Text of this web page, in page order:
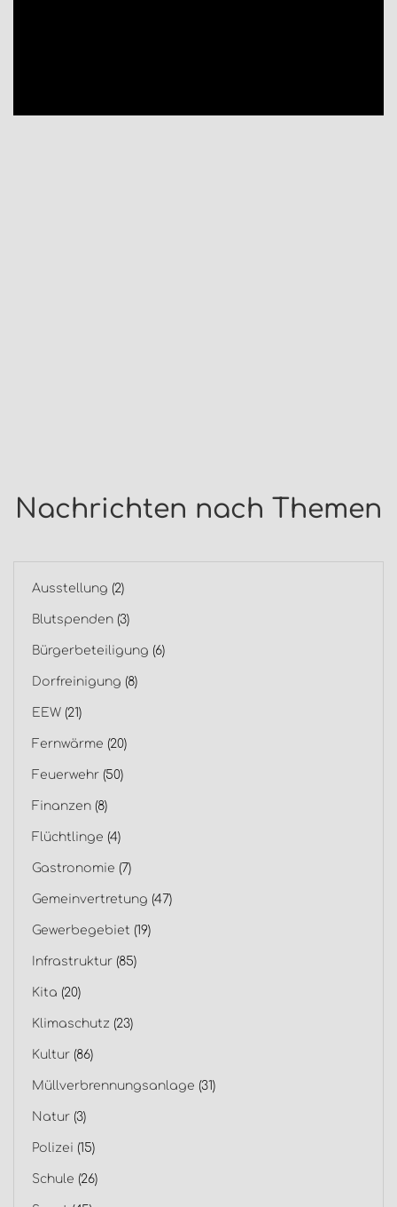
Nachrichten nach Themen
Ausstellung (2)
Blutspenden (3)
Bürgerbeteiligung (6)
Dorfreinigung (8)
EEW (21)
Fernwärme (20)
Feuerwehr (50)
Finanzen (8)
Flüchtlinge (4)
Gastronomie (7)
Gemeinvertretung (47)
Gewerbegebiet (19)
Infrastruktur (85)
Kita (20)
Klimaschutz (23)
Kultur (86)
Müllverbrennungsanlage (31)
Natur (3)
Polizei (15)
Schule (26)